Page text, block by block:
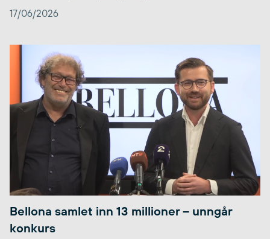
17/06/2026
Bellona samlet inn 13 millioner – unngår
konkurs